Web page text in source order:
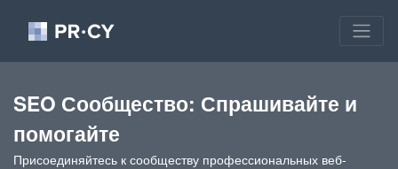
SEO Сообщество: Спрашивайте и
помогайте
Присоединяйтесь к сообществу профессиональных веб-